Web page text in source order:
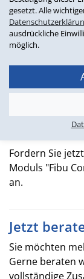
gesetzt. Alle
ausdrückliche
möglich.
-
Fordern Sie
Moduls "Fibu
an.
Jetzt
Sie möchten
Gerne beraten
vollständige